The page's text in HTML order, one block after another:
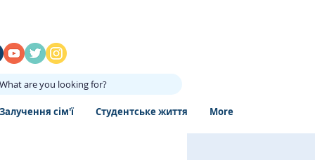
What are you looking for?
Залучення сім'ї Студентське життя More